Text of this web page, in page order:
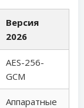
Версия
2026
AES-256-
GCM
Аппаратные